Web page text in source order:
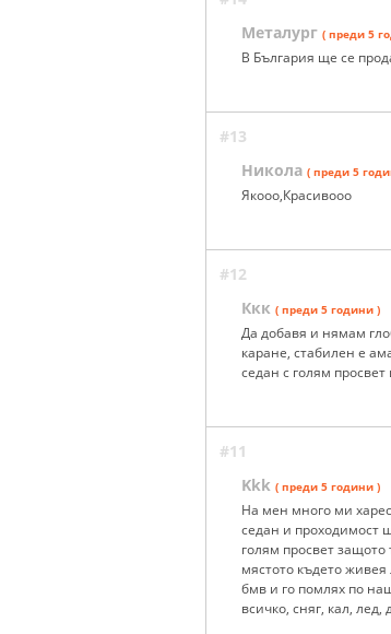
Металург ( преди 5
В България ще се
#13
Никола ( преди 5
Якооо,Красивооо
#12
Ккк ( преди 5 години )
Да добавя и нямам
каране, стабилен е
седан с голям
#11
Kkk ( преди 5 години )
На мен много ми
седан и проходимост
голям просвет защото
мястото където
бмв и го помлях по
всичко, сняг, кал,